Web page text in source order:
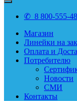
✆ 8 800-555-
Магазин
Линейки на
Оплата и
Потребителю
Новости
СМИ
Контакты